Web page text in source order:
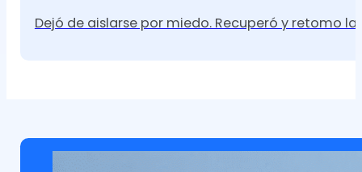
Dejó de aislarse por miedo. Recuperó y retomo